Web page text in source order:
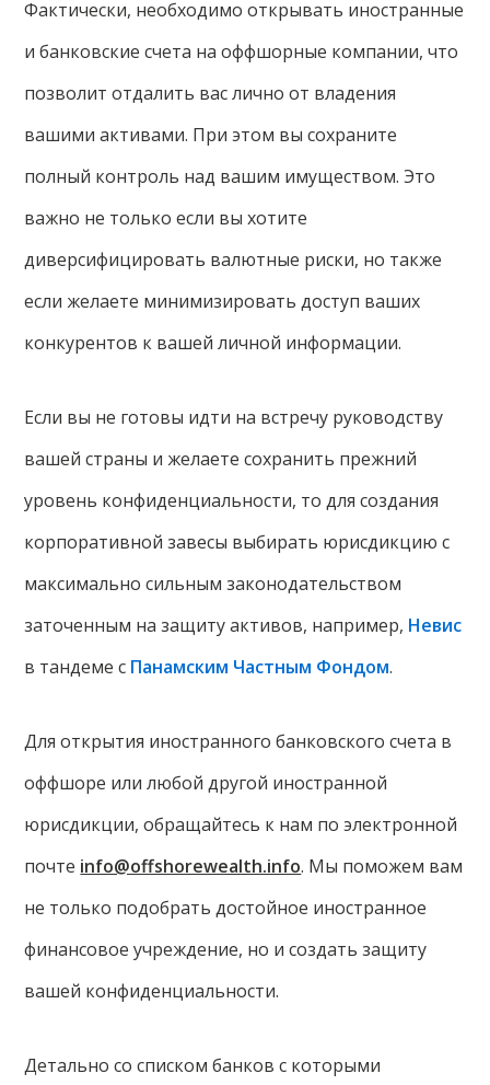
Фактически, необходимо открывать иностранные
и банковские счета на оффшорные компании, что
позволит отдалить вас лично от владения
вашими активами. При этом вы сохраните
полный контроль над вашим имуществом. Это
важно не только если вы хотите
диверсифицировать валютные риски, но также
если желаете минимизировать доступ ваших
конкурентов к вашей личной информации.
Если вы не готовы идти на встречу руководству
вашей страны и желаете сохранить прежний
уровень конфиденциальности, то для создания
корпоративной завесы выбирать юрисдикцию с
максимально сильным законодательством
заточенным на защиту активов, например, Невис
в тандеме с Панамским Частным Фондом.
Для открытия иностранного банковского счета в
оффшоре или любой другой иностранной
юрисдикции, обращайтесь к нам по электронной
почте info@offshorewealth.info. Мы поможем вам
не только подобрать достойное иностранное
финансовое учреждение, но и создать защиту
вашей конфиденциальности.
Детально со списком банков с которыми